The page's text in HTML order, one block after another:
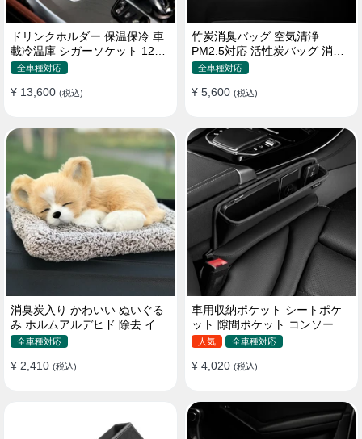
ドリンクホルダー 保温保冷 車
載冷温庫 シガーソケット 12V
車用 車中泊
全車種対応
¥ 13,600 (税込)
竹炭消臭バッグ 空気清浄
PM2.5対応 活性炭バッグ 消臭
車用 デオドラント 繰り返し使
全車種対応
¥ 5,600 (税込)
消臭炭入り かわいい ぬいぐる
み ホルムアルデヒド 除去 イン
テリア 贈り物
全車種対応
¥ 2,410 (税込)
車用収納ポケット シートポケ
ット 隙間ポケット コンソール
ボックス カー用品
人気 全車種対応
¥ 4,020 (税込)